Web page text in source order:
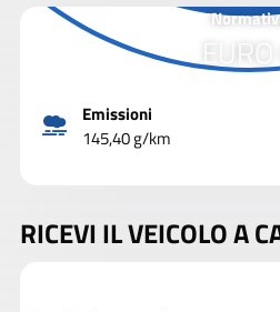
Emissioni
145,40 g/km
RICEVI IL VEICOLO A